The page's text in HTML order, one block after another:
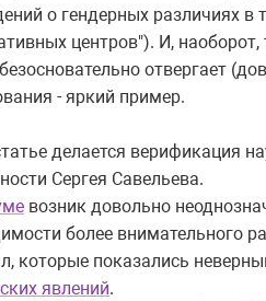
о гендерных различиях в
центров"). И,
отвергает
- яркий пример.
делается верификация
Сергея Савельева.
возник довольно
более внимательного
которые показались
явлений.